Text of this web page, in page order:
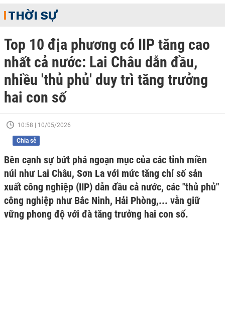
THỜI SỰ
Top 10 địa phương có IIP tăng cao
nhất cả nước: Lai Châu dẫn đầu,
nhiều 'thủ phủ' duy trì tăng trưởng
hai con số
10:58 | 10/05/2026
Chia sẻ
Bên cạnh sự bứt phá ngoạn mục của các tỉnh miền
núi như Lai Châu, Sơn La với mức tăng chỉ số sản
xuất công nghiệp (IIP) dẫn đầu cả nước, các "thủ phủ"
công nghiệp như Bắc Ninh, Hải Phòng,... vẫn giữ
vững phong độ với đà tăng trưởng hai con số.